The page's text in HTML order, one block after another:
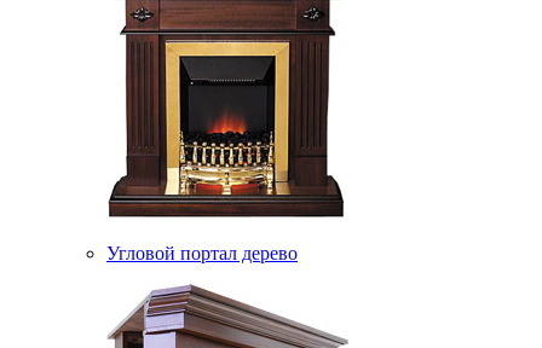
Угловой портал дерево